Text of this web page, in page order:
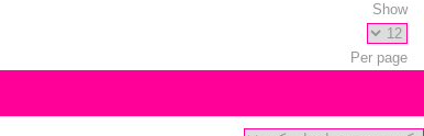
Show
Per page